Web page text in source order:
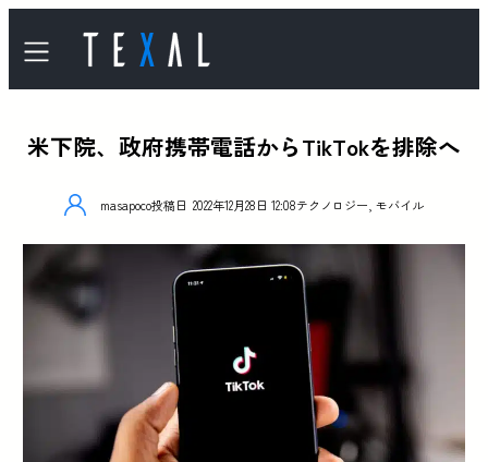
米下院、政府携帯電話からTikTokを排除へ
masapoco投稿日 2022年12月28日 12:08テクノロジー モバイル